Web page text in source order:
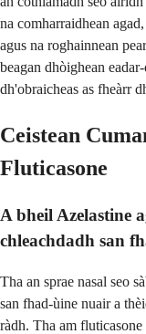
na comharraidhean
agus na roghainnean
beagan dhòighean
dh'obraicheas as fheàrr
Ceistean
Fluticasone
A bheil Azelastine
chleachdadh san
Tha an sprae nasal seo
san fhad-ùine nuair a
ràdh. Tha am